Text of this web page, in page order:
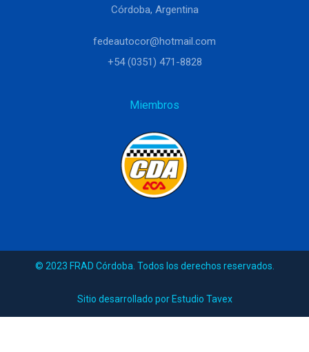
Córdoba, Argentina
fedeautocor@hotmail.com
+54 (0351) 471-8828
Miembros
© 2023 FRAD Córdoba. Todos los derechos reservados.
Sitio desarrollado por Estudio Tavex